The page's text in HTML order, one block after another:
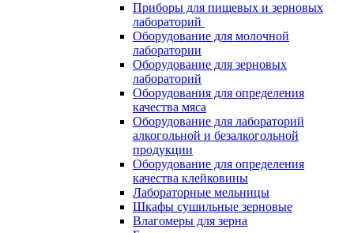
Приборы для пищевых и зерновых
лабораторий
Оборудование для молочной
лаборатории
Оборудование для зерновых
лабораторий
Оборудования для определения
качества мяса
Оборудование для лабораторий
алкогольной и безалкогольной
продукции
Оборудование для определения
качества клейковины
Лабораторные мельницы
Шкафы сушильные зерновые
Влагомеры для зерна